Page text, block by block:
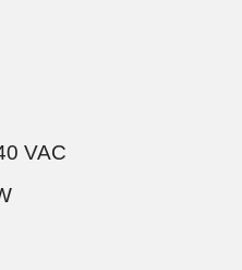
VAC